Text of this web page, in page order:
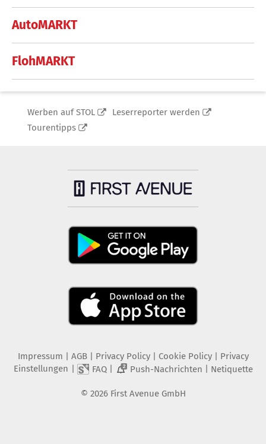
AutoMARKT
FlohMARKT
Werben auf STOL
Leserreporter werden
Tourentipps
Impressum | AGB | Privacy Policy| Cookie Policy| Privacy
Einstellungen | FAQ| 2 Push-Nachrichten | Netiquette
© 2026 First Avenue GmbH